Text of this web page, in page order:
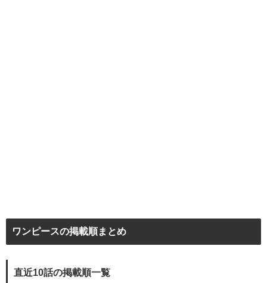
ワンピースの掲載順まとめ
直近10話の掲載順一覧